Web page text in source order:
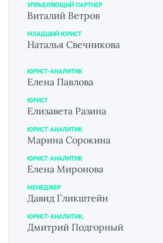
УПРАВЛЯЮЩИЙ ПАРТНЕР
Виталий Ветров
МЛАДШИЙ ЮРИСТ
Наталья Свечникова
ЮРИСТ-АНАЛИТИК
Елена Павлова
ЮРИСТ
Елизавета Разина
ЮРИСТ-АНАЛИТИК
Марина Сорокина
ЮРИСТ-АНАЛИТИК
Елена Миронова
МЕНЕДЖЕР
Давид Гликштейн
ЮРИСТ-АНАЛИТИК.
Дмитрий Подгорный